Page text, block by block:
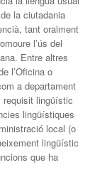
la ciutadania
tant oralment
l’ús del
Entre altres
l’Oficina o
a departament
requisit lingüístic
lingüístiques
local (o
lingüístic
que ha